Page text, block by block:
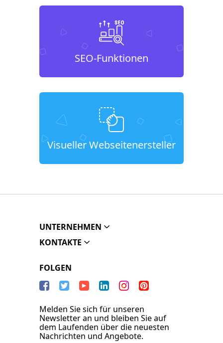
SEO-Funktionen
Visueller Webseitenersteller
UNTERNEHMEN
KONTAKTE
FOLGEN
Melden Sie sich für unseren
Newsletter an und bleiben Sie auf
dem Laufenden über die neuesten
Nachrichten und Angebote.